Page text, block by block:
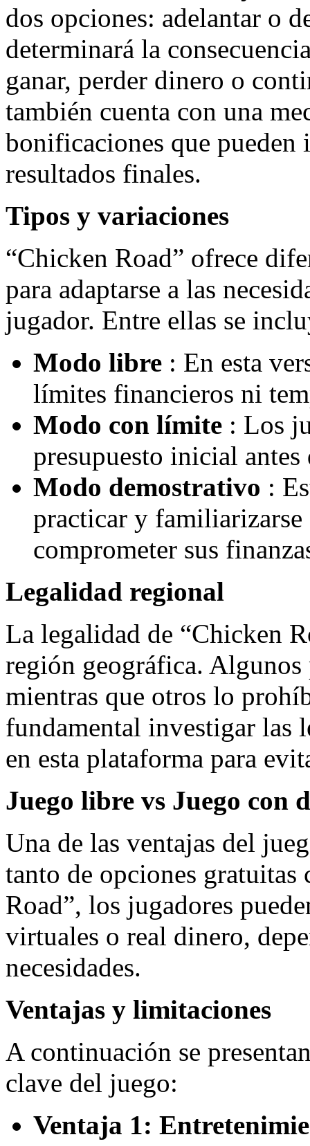
dos opciones: adelantar o
determinará la
ganar, perder dinero o
también cuenta con una
bonificaciones que
resultados finales.
Tipos y variaciones
“Chicken Road” ofrece
para adaptarse a las
jugador. Entre ellas se
Modo libre : En esta
límites financieros ni
Modo con límite : Los
presupuesto inicial
Modo demostrativo :
practicar y familiarizarse
comprometer sus
Legalidad regional
La legalidad de “Chicken
región geográfica.
mientras que otros lo
fundamental investigar las
en esta plataforma para
Juego libre vs Juego con
Una de las ventajas del
tanto de opciones gratuitas
Road”, los jugadores
virtuales o real dinero,
necesidades.
Ventajas y limitaciones
A continuación se
clave del juego:
Ventaja 1: